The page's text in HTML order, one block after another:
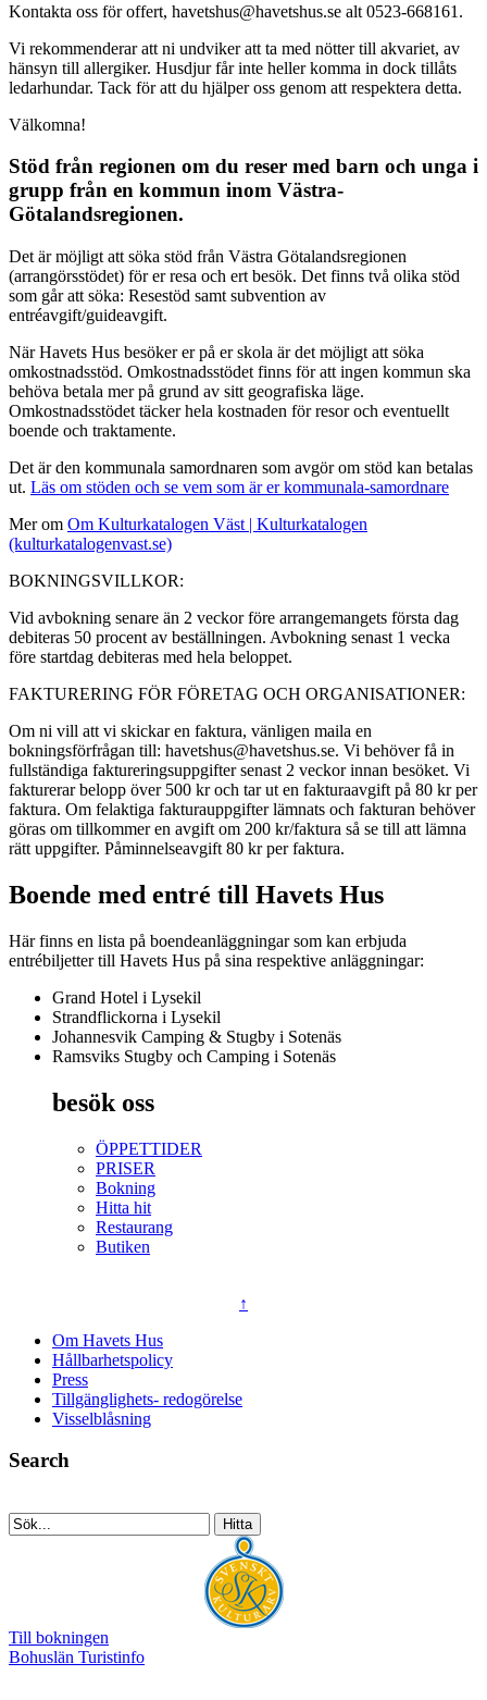
Kontakta oss för offert, havetshus@havetshus.se alt 0523-668161.
Vi rekommenderar att ni undviker att ta med nötter till akvariet, av
hänsyn till allergiker. Husdjur får inte heller komma in dock tillåts
ledarhundar. Tack för att du hjälper oss genom att respektera detta.
Välkomna!
Stöd från regionen om du reser med barn och unga i
grupp från en kommun inom Västra-
Götalandsregionen.
Det är möjligt att söka stöd från Västra Götalandsregionen
(arrangörsstödet) för er resa och ert besök. Det finns två olika stöd
som går att söka: Resestöd samt subvention av
entréavgift/guideavgift.
När Havets Hus besöker er på er skola är det möjligt att söka
omkostnadsstöd. Omkostnadsstödet finns för att ingen kommun ska
behöva betala mer på grund av sitt geografiska läge.
Omkostnadsstödet täcker hela kostnaden för resor och eventuellt
boende och traktamente.
Det är den kommunala samordnaren som avgör om stöd kan betalas
ut. Läs om stöden och se vem som är er kommunala-samordnare
Mer om Om Kulturkatalogen Väst | Kulturkatalogen
(kulturkatalogenvast.se)
BOKNINGSVILLKOR:
Vid avbokning senare än 2 veckor före arrangemangets första dag
debiteras 50 procent av beställningen. Avbokning senast 1 vecka
före startdag debiteras med hela beloppet.
FAKTURERING FÖR FÖRETAG OCH ORGANISATIONER:
Om ni vill att vi skickar en faktura, vänligen maila en
bokningsförfrågan till: havetshus@havetshus.se. Vi behöver få in
fullständiga faktureringsuppgifter senast 2 veckor innan besöket. Vi
fakturerar belopp över 500 kr och tar ut en fakturaavgift på 80 kr per
faktura. Om felaktiga fakturauppgifter lämnats och fakturan behöver
göras om tillkommer en avgift om 200 kr/faktura så se till att lämna
rätt uppgifter. Påminnelseavgift 80 kr per faktura.
Boende med entré till Havets Hus
Här finns en lista på boendeanläggningar som kan erbjuda
entrébiljetter till Havets Hus på sina respektive anläggningar:
Grand Hotel i Lysekil
Strandflickorna i Lysekil
Johannesvik Camping & Stugby i Sotenäs
Ramsviks Stugby och Camping i Sotenäs
besök oss
ÖPPETTIDER
PRISER
Bokning
Hitta hit
Restaurang
Butiken
↑
Om Havets Hus
Hållbarhetspolicy
Press
Tillgänglighets- redogörelse
Visselblåsning
Search
Till bokningen
Bohuslän Turistinfo